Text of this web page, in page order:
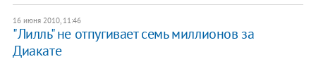
16 июня 2010, 11:46
"Лилль" не отпугивает семь миллионов за
Диакате